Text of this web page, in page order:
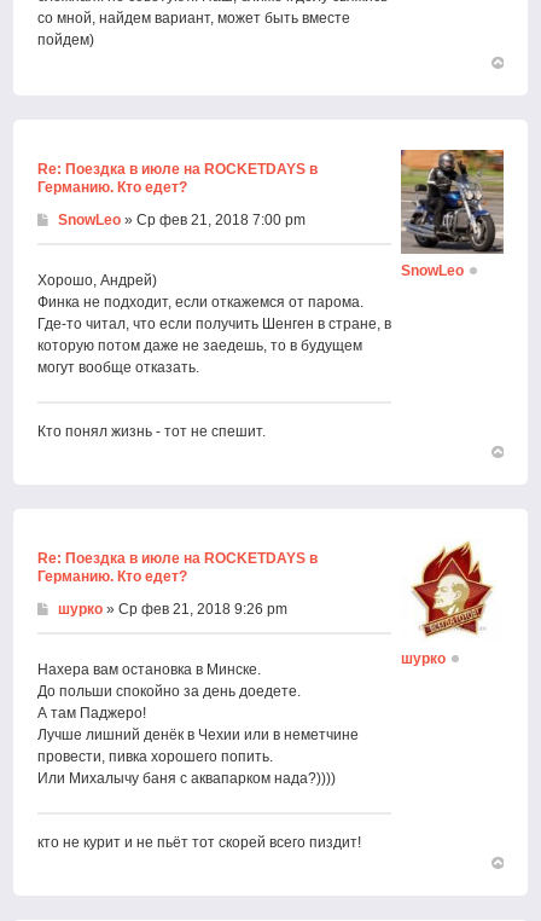
со мной, найдем вариант, может быть вместе
пойдем)
Re: Поездка в июле на ROCKETDAYS в
Германию. Кто едет?
SnowLeo » Ср фев 21, 2018 7:00 pm
Хорошо, Андрей)
Финка не подходит, если откажемся от парома.
Где-то читал, что если получить Шенген в стране, в
которую потом даже не заедешь, то в будущем
могут вообще отказать.
Кто понял жизнь - тот не спешит.
SnowLeo
Re: Поездка в июле на ROCKETDAYS в
Германию. Кто едет?
шурко » Ср фев 21, 2018 9:26 pm
Нахера вам остановка в Минске.
До польши спокойно за день доедете.
А там Паджеро!
Лучше лишний денёк в Чехии или в неметчине
провести, пивка хорошего попить.
Или Михалычу баня с аквапарком нада?))))
кто не курит и не пьёт тот скорей всего пиздит!
шурко